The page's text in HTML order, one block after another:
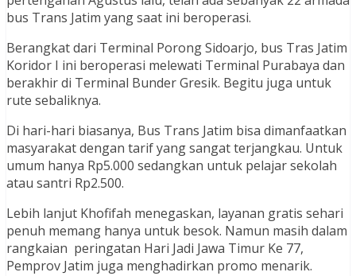
bus Trans Jatim yang saat ini beroperasi.
Berangkat dari Terminal Porong Sidoarjo, bus Tras Jatim
Koridor I ini beroperasi melewati Terminal Purabaya dan
berakhir di Terminal Bunder Gresik. Begitu juga untuk
rute sebaliknya.
Di hari-hari biasanya, Bus Trans Jatim bisa dimanfaatkan
masyarakat dengan tarif yang sangat terjangkau. Untuk
umum hanya Rp5.000 sedangkan untuk pelajar sekolah
atau santri Rp2.500.
Lebih lanjut Khofifah menegaskan, layanan gratis sehari
penuh memang hanya untuk besok. Namun masih dalam
rangkaian peringatan Hari Jadi Jawa Timur Ke 77,
Pemprov Jatim juga menghadirkan promo menarik.